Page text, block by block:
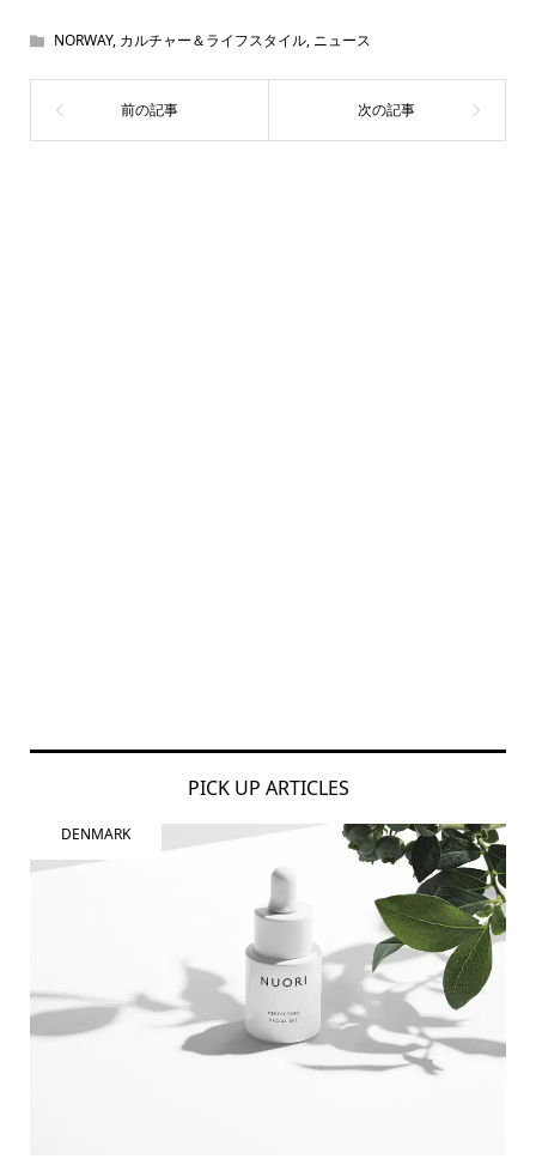
NORWAY, カルチャー＆ライフスタイル, ニュース
PICK UP ARTICLES
DENMARK